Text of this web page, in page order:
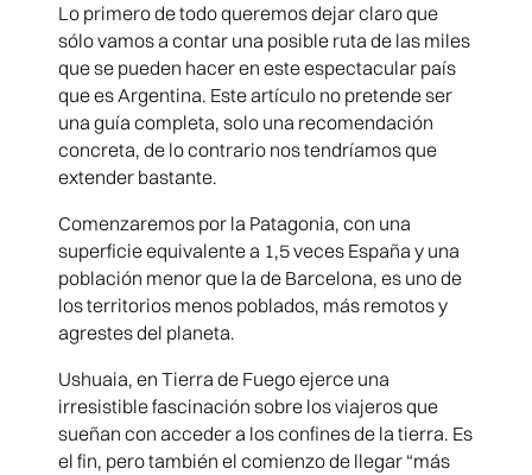
Lo primero de todo queremos dejar claro que
sólo vamos a contar una posible ruta de las miles
que se pueden hacer en este espectacular país
que es Argentina. Este artículo no pretende ser
una guía completa, solo una recomendación
concreta, de lo contrario nos tendríamos que
extender bastante.
Comenzaremos por la Patagonia, con una
superficie equivalente a 1,5 veces España y una
población menor que la de Barcelona, es uno de
los territorios menos poblados, más remotos y
agrestes del planeta.
Ushuaia, en Tierra de Fuego ejerce una
irresistible fascinación sobre los viajeros que
sueñan con acceder a los confines de la tierra. Es
el fin, pero también el comienzo de llegar “más